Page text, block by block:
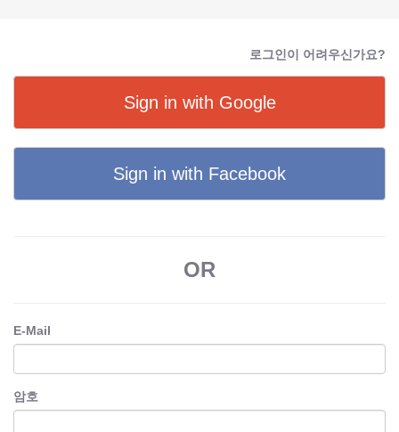
로그인이 어려우신가요?
Sign in with Google
Sign in with Facebook
OR
E-Mail
암호